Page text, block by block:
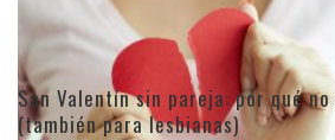
San Valentín sin pareja: por qué
(también para lesbianas)